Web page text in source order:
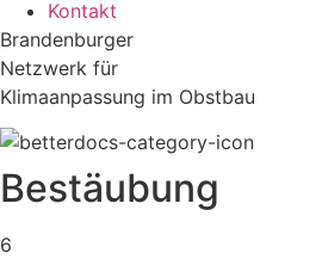
Kontakt
Brandenburger
Netzwerk für
Klimaanpassung im Obstbau
Bestäubung
6